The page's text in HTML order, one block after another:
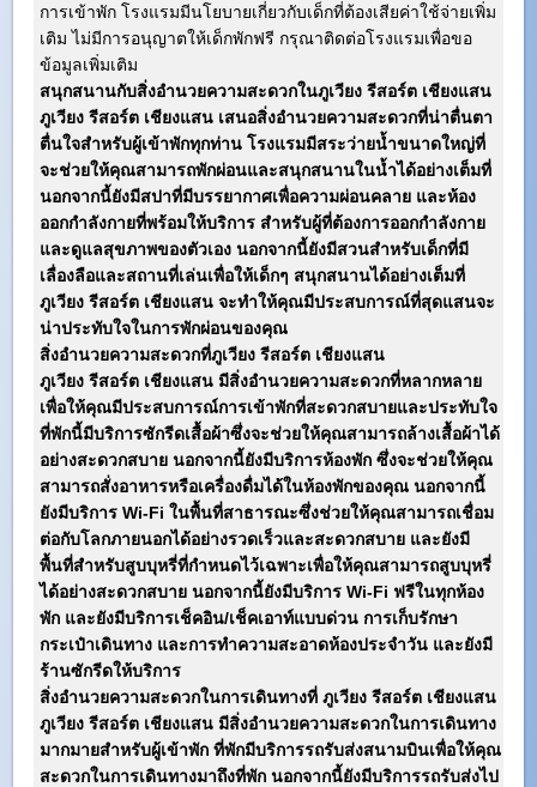
การเข้าพัก โรงแรมมีนโยบายเกี่ยวกับเด็กที่ต้องเสียค่าใช้จ่ายเพิ่ม
เติม ไม่มีการอนุญาตให้เด็กพักฟรี กรุณาติดต่อโรงแรมเพื่อขอ
ข้อมูลเพิ่มเติม
สนุกสนานกับสิ่งอำนวยความสะดวกในภูเวียง รีสอร์ต เชียงแสน
ภูเวียง รีสอร์ต เชียงแสน เสนอสิ่งอำนวยความสะดวกที่น่าตื่นตา
ตื่นใจสำหรับผู้เข้าพักทุกท่าน โรงแรมมีสระว่ายน้ำขนาดใหญ่ที่
จะช่วยให้คุณสามารถพักผ่อนและสนุกสนานในน้ำได้อย่างเต็มที่
นอกจากนี้ยังมีสปาที่มีบรรยากาศเพื่อความผ่อนคลาย และห้อง
ออกกำลังกายที่พร้อมให้บริการ สำหรับผู้ที่ต้องการออกกำลังกาย
และดูแลสุขภาพของตัวเอง นอกจากนี้ยังมีสวนสำหรับเด็กที่มี
เลื่องลือและสถานที่เล่นเพื่อให้เด็กๆ สนุกสนานได้อย่างเต็มที่
ภูเวียง รีสอร์ต เชียงแสน จะทำให้คุณมีประสบการณ์ที่สุดแสนจะ
น่าประทับใจในการพักผ่อนของคุณ
สิ่งอำนวยความสะดวกที่ภูเวียง รีสอร์ต เชียงแสน
ภูเวียง รีสอร์ต เชียงแสน มีสิ่งอำนวยความสะดวกที่หลากหลาย
เพื่อให้คุณมีประสบการณ์การเข้าพักที่สะดวกสบายและประทับใจ
ที่พักนี้มีบริการซักรีดเสื้อผ้าซึ่งจะช่วยให้คุณสามารถล้างเสื้อผ้าได้
อย่างสะดวกสบาย นอกจากนี้ยังมีบริการห้องพัก ซึ่งจะช่วยให้คุณ
สามารถสั่งอาหารหรือเครื่องดื่มได้ในห้องพักของคุณ นอกจากนี้
ยังมีบริการ Wi-Fi ในพื้นที่สาธารณะซึ่งช่วยให้คุณสามารถเชื่อม
ต่อกับโลกภายนอกได้อย่างรวดเร็วและสะดวกสบาย และยังมี
พื้นที่สำหรับสูบบุหรี่ที่กำหนดไว้เฉพาะเพื่อให้คุณสามารถสูบบุหรี่
ได้อย่างสะดวกสบาย นอกจากนี้ยังมีบริการ Wi-Fi ฟรีในทุกห้อง
พัก และยังมีบริการเช็คอิน/เช็คเอาท์แบบด่วน การเก็บรักษา
กระเป๋าเดินทาง และการทำความสะอาดห้องประจำวัน และยังมี
ร้านซักรีดให้บริการ
สิ่งอำนวยความสะดวกในการเดินทางที่ภูเวียง รีสอร์ต เชียงแสน
ภูเวียง รีสอร์ต เชียงแสน มีสิ่งอำนวยความสะดวกในการเดินทาง
มากมายสำหรับผู้เข้าพัก ที่พักมีบริการรถรับส่งสนามบินเพื่อให้คุณ
สะดวกในการเดินทางมาถึงที่พัก นอกจากนี้ยังมีบริการรถรับส่งไป